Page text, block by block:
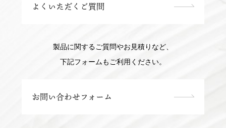
よくいただくご質問
製品に関するご質問やお見積りなど、
下記フォームもご利用ください。
お問い合わせフォーム